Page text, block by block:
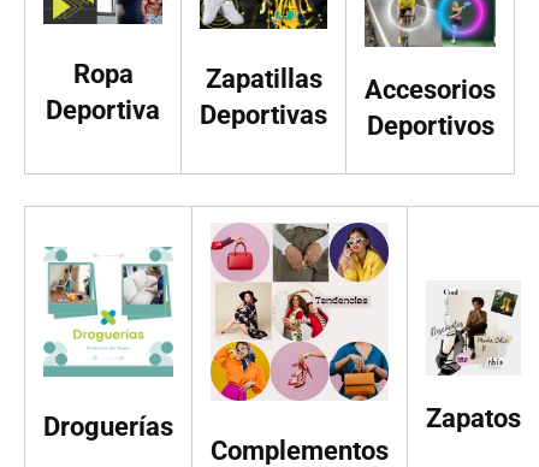
Ropa
Deportiva
Zapatillas
Deportivas
Accesorios
Deportivos
Droguerías
Complementos
Zapatos